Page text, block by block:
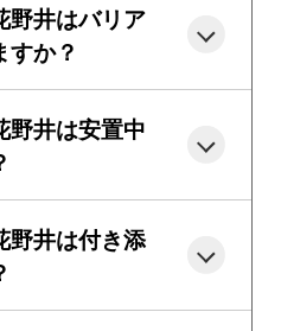
井はバリア
すか？
井は安置中
井は付き添